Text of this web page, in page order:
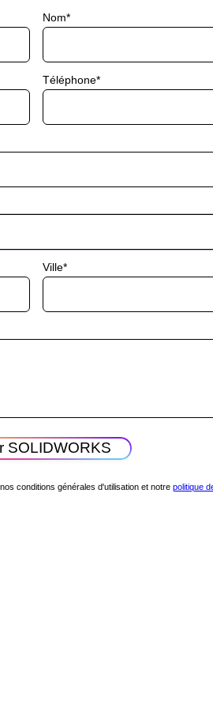
Nom
Téléphone
Ville
conditions générales d'utilisation et notre politique